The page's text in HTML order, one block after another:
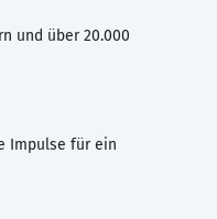
und über 20.000
Impulse für ein